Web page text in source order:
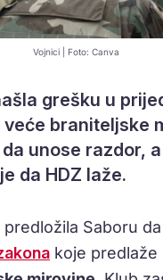
Vojnici | Foto: Canva
grešku u
braniteljske
unose razdor,
da HDZ laže.
predložila Saboru
koje predlaže